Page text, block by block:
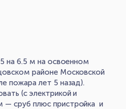
на 6.5 м на освоенном
районе Московской
пожара лет 5 назад).
(с электрикой и
сруб плюс пристройка и